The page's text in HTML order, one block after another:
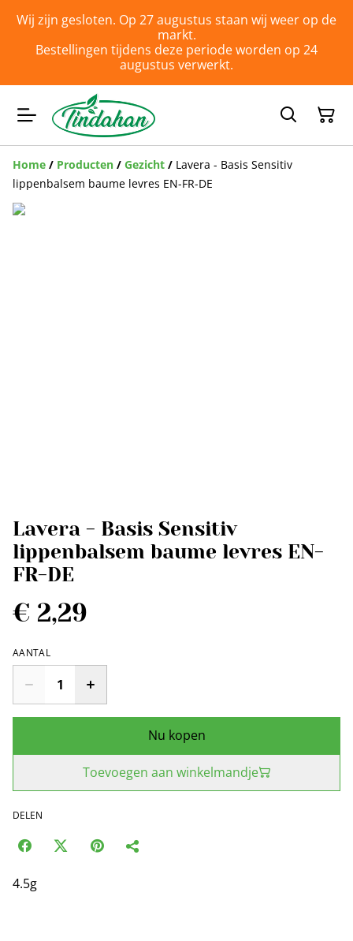
Wij zijn gesloten. Op 27 augustus staan wij weer op de
markt.
Bestellingen tijdens deze periode worden op 24
augustus verwerkt.
Home / Producten / Gezicht / Lavera - Basis Sensitiv
lippenbalsem baume levres EN-FR-DE
Lavera - Basis Sensitiv
lippenbalsem baume levres EN-
FR-DE
€ 2,29
AANTAL
Nu kopen
Toevoegen aan winkelmandje
DELEN
4.5g